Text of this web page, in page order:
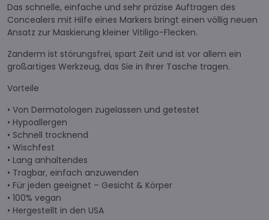
Das schnelle, einfache und sehr präzise Auftragen des
Concealers mit Hilfe eines Markers bringt einen völlig neuen
Ansatz zur Maskierung kleiner Vitiligo-Flecken.
Zanderm ist störungsfrei, spart Zeit und ist vor allem ein
großartiges Werkzeug, das Sie in Ihrer Tasche tragen.
Vorteile
• Von Dermatologen zugelassen und getestet
• Hypoallergen
• Schnell trocknend
• Wischfest
• Lang anhaltendes
• Tragbar, einfach anzuwenden
• Für jeden geeignet – Gesicht & Körper
• 100% vegan
• Hergestellt in den USA